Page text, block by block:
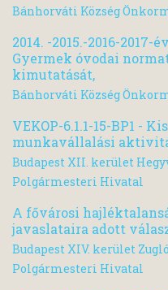
Bánhorváti Község
2014. -2015.-2016-
Gyermek óvodai
kimutatását,
Bánhorváti Község
VEKOP-6.1.1-15-BP1 -
munkavállalási
Budapest XII. kerület
Polgármesteri Hivatal
A fővárosi
javaslataira adott
Budapest XIV. kerület
Polgármesteri Hivatal